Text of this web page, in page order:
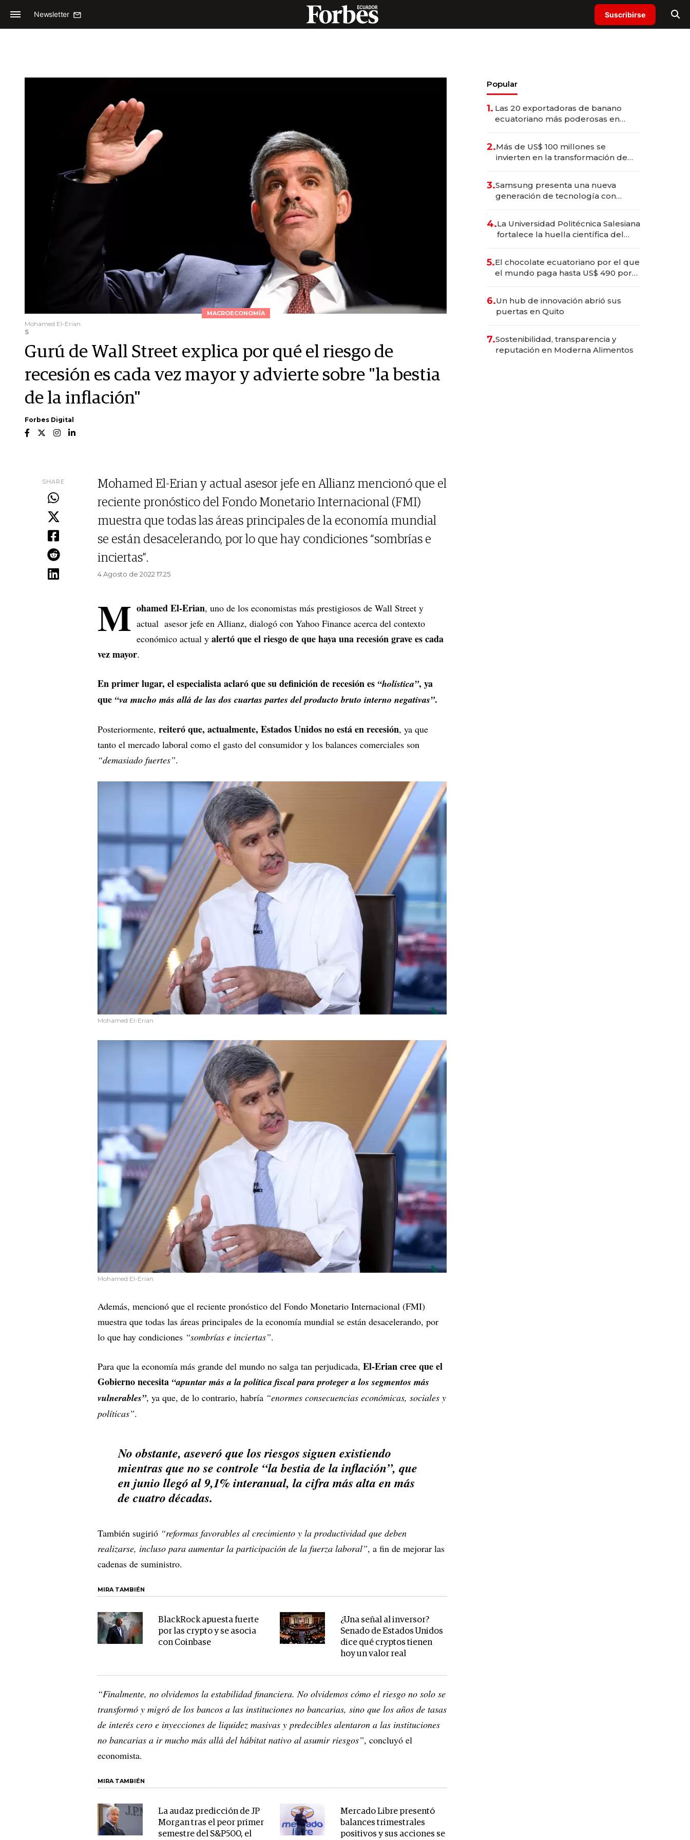
Newsletter Suscribirse
MACROECONOMÍA
Mohamed El-Erian
S
Gurú de Wall Street explica por qué el riesgo de
recesión es cada vez mayor y advierte sobre "la bestia
de la inflación"
Forbes Digital
SHARE
Mohamed El-Erian y actual asesor jefe en Allianz mencionó que el
reciente pronóstico del Fondo Monetario Internacional (FMI)
muestra que todas las áreas principales de la economía mundial
se están desacelerando, por lo que hay condiciones “sombrías e
inciertas”.
4 Agosto de 2022 17.25
M ohamed El-Erian, uno de los economistas más prestigiosos de Wall Street y
actual asesor jefe en Allianz, dialogó con Yahoo Finance acerca del contexto
económico actual y alertó que el riesgo de que haya una recesión grave es cada
vez mayor.
En primer lugar, el especialista aclaró que su definición de recesión es “holística”, ya
que “va mucho más allá de las dos cuartas partes del producto bruto interno negativas”.
Posteriormente, reiteró que, actualmente, Estados Unidos no está en recesión, ya que
tanto el mercado laboral como el gasto del consumidor y los balances comerciales son
“demasiado fuertes”.
Mohamed El-Erian
Mohamed El-Erian
Además, mencionó que el reciente pronóstico del Fondo Monetario Internacional (FMI)
muestra que todas las áreas principales de la economía mundial se están desacelerando, por
lo que hay condiciones “sombrías e inciertas”.
Para que la economía más grande del mundo no salga tan perjudicada, El-Erian cree que el
Gobierno necesita “apuntar más a la política fiscal para proteger a los segmentos más
vulnerables”, ya que, de lo contrario, habría “enormes consecuencias económicas, sociales y
políticas”.
No obstante, aseveró que los riesgos siguen existiendo
mientras que no se controle “la bestia de la inflación”, que
en junio llegó al 9,1% interanual, la cifra más alta en más
de cuatro décadas.
También sugirió “reformas favorables al crecimiento y la productividad que deben
realizarse, incluso para aumentar la participación de la fuerza laboral”, a fin de mejorar las
cadenas de suministro.
MIRA TAMBIÉN
BlackRock apuesta fuerte
por las crypto y se asocia
con Coinbase
¿Una señal al inversor?
Senado de Estados Unidos
dice qué cryptos tienen
hoy un valor real
“Finalmente, no olvidemos la estabilidad financiera. No olvidemos cómo el riesgo no solo se
transformó y migró de los bancos a las instituciones no bancarias, sino que los años de tasas
de interés cero e inyecciones de liquidez masivas y predecibles alentaron a las instituciones
no bancarias a ir mucho más allá del hábitat nativo al asumir riesgos”, concluyó el
economista.
MIRA TAMBIÉN
La audaz predicción de JP
Morgan tras el peor primer
semestre del S&P500, el
Mercado Libre presentó
balances trimestrales
positivos y sus acciones se
Popular
1. Las 20 exportadoras de banano
ecuatoriano más poderosas en
2.Más de US$ 100 millones se
invierten en la transformación de
3.Samsung presenta una nueva
generación de tecnología con
4.La Universidad Politécnica Salesiana
fortalece la huella científica del
5.El chocolate ecuatoriano por el que
el mundo paga hasta US$ 490 por
6.Un hub de innovación abrió sus
puertas en Quito
7.Sostenibilidad, transparencia y
reputación en Moderna Alimentos